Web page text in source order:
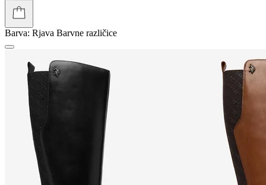
Barva: Rjava Barvne različice